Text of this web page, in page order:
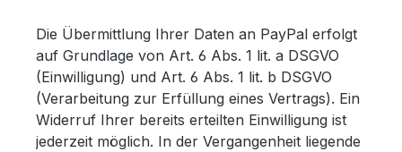
Die Übermittlung Ihrer Daten an PayPal erfolgt
auf Grundlage von Art. 6 Abs. 1 lit. a DSGVO
(Einwilligung) und Art. 6 Abs. 1 lit. b DSGVO
(Verarbeitung zur Erfüllung eines Vertrags). Ein
Widerruf Ihrer bereits erteilten Einwilligung ist
jederzeit möglich. In der Vergangenheit liegende